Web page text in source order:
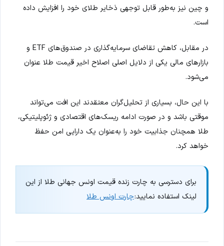
و چین نیز به‌طور قابل توجهی ذخایر طلای خود را افزایش داده
است.
در مقابل، کاهش تقاضای سرمایه‌گذاری در صندوق‌های ETF و
بازارهای مالی یکی از دلایل اصلی اصلاح اخیر قیمت طلا عنوان
می‌شود.
با این حال، بسیاری از تحلیل‌گران معتقدند این افت می‌تواند
موقتی باشد و در صورت ادامه ریسک‌های اقتصادی و ژئوپلیتیکی،
طلا همچنان جذابیت خود را به‌عنوان یک دارایی امن حفظ
خواهد کرد.
برای دسترسی به چارت زنده قیمت اونس جهانی طلا از این
لینک استفاده نمایید:چارت اونس طلا